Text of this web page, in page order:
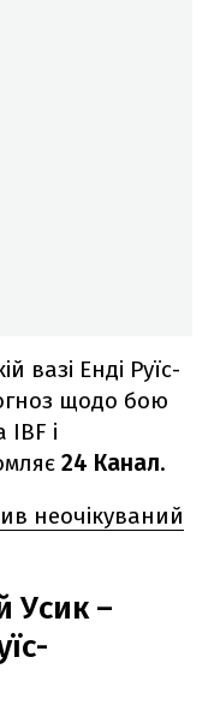
вазі Енді Руїс-
щодо бою
IBF і
24 Канал.
неочікуваний
Усик –